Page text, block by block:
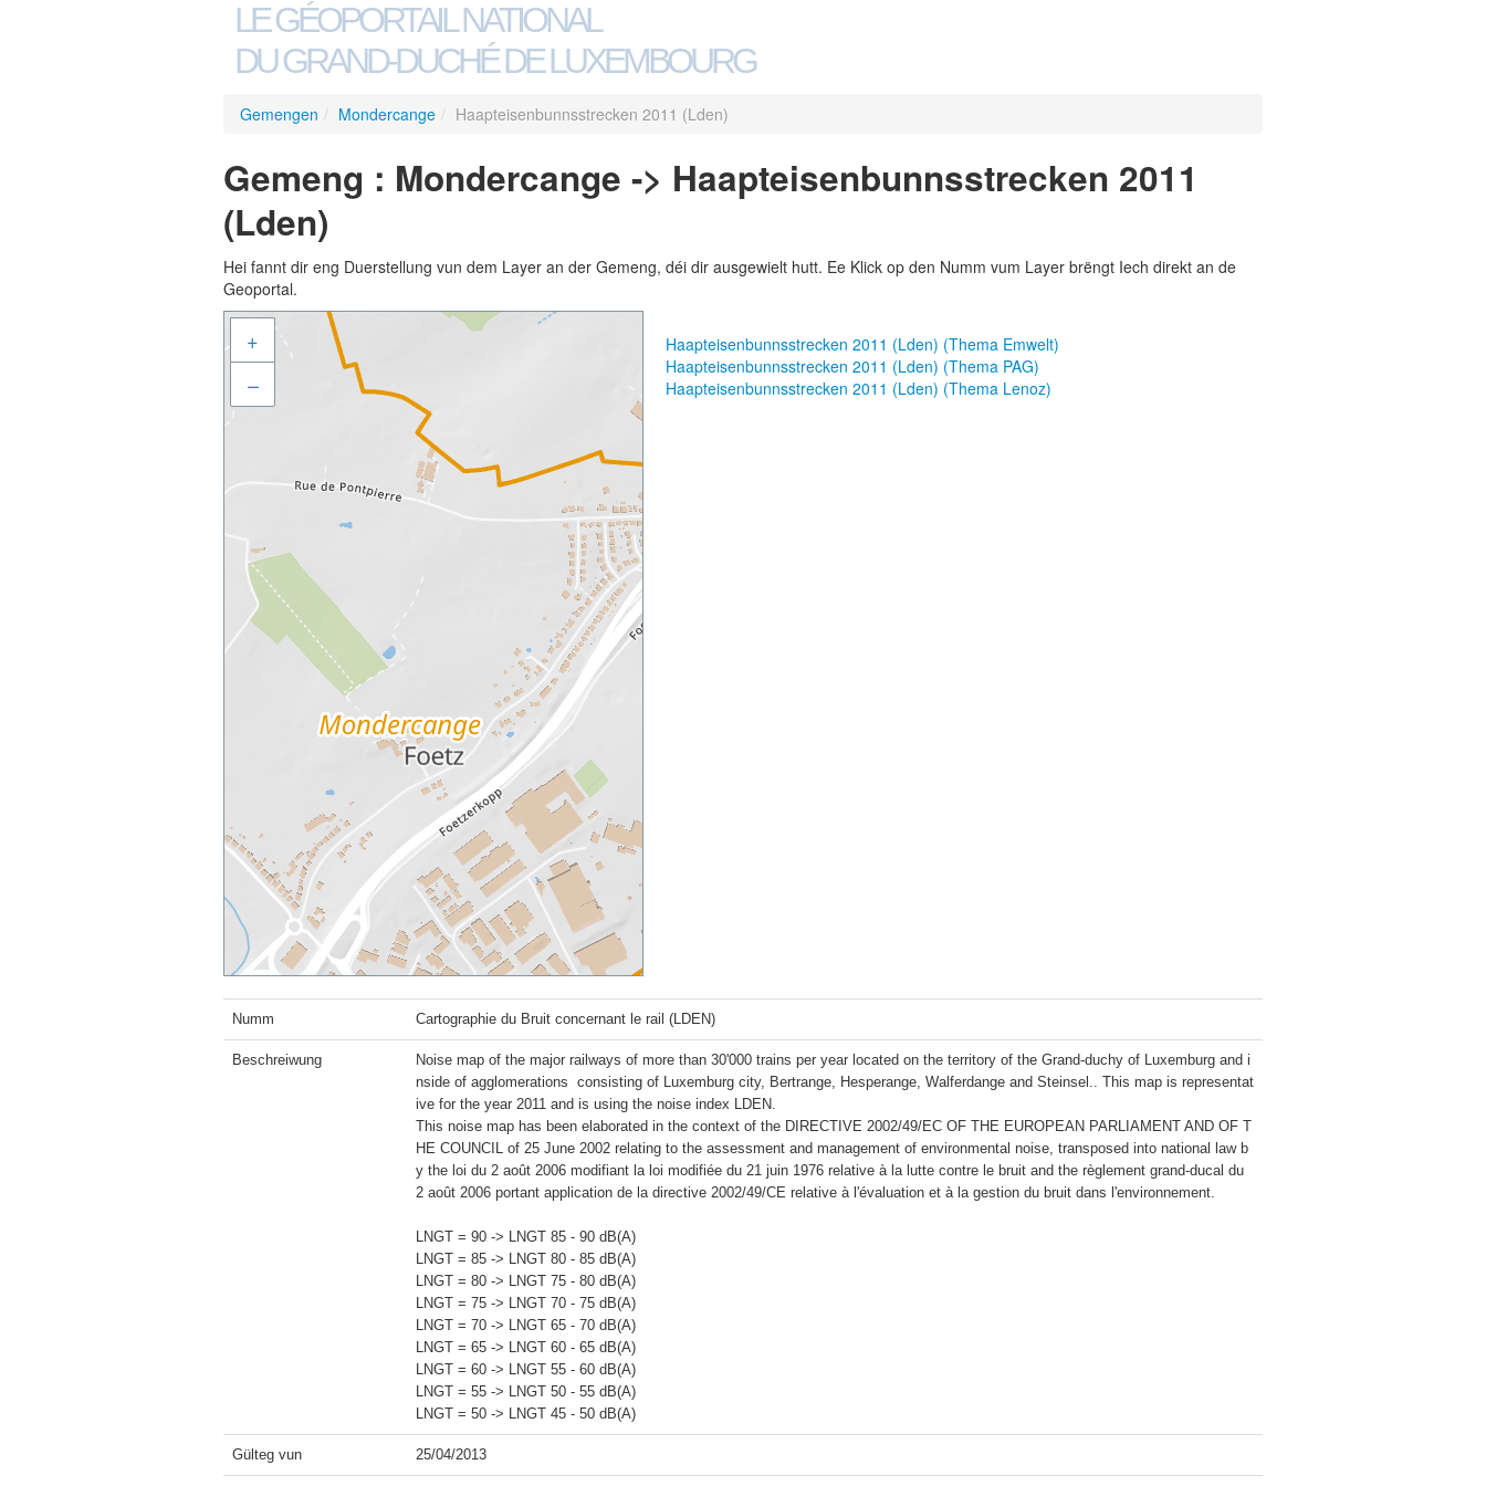
LE GÉOPORTAIL NATIONAL
DU GRAND-DUCHÉ DE LUXEMBOURG
Gemengen / Mondercange / Haapteisenbunnsstrecken 2011 (Lden)
Gemeng : Mondercange -> Haapteisenbunnsstrecken 2011
(Lden)
Hei fannt dir eng Duerstellung vun dem Layer an der Gemeng, déi dir ausgewielt hutt. Ee Klick op den Numm vum Layer brëngt Iech direkt an de
Geoportal.
+
–
Haapteisenbunnsstrecken 2011 (Lden) (Thema Emwelt)
Haapteisenbunnsstrecken 2011 (Lden) (Thema PAG)
Haapteisenbunnsstrecken 2011 (Lden) (Thema Lenoz)
Numm Cartographie du Bruit concernant le rail (LDEN)
Beschreiwung
Noise map of the major railways of more than 30'000 trains per year located on the territory of the Grand-duchy of Luxemburg and i
nside of agglomerations  consisting of Luxemburg city, Bertrange, Hesperange, Walferdange and Steinsel.. This map is representat
ive for the year 2011 and is using the noise index LDEN.
This noise map has been elaborated in the context of the DIRECTIVE 2002/49/EC OF THE EUROPEAN PARLIAMENT AND OF T
HE COUNCIL of 25 June 2002 relating to the assessment and management of environmental noise, transposed into national law b
y the loi du 2 août 2006 modifiant la loi modifiée du 21 juin 1976 relative à la lutte contre le bruit and the règlement grand-ducal du
2 août 2006 portant application de la directive 2002/49/CE relative à l'évaluation et à la gestion du bruit dans l'environnement.
LNGT = 90 -> LNGT 85 - 90 dB(A)
LNGT = 85 -> LNGT 80 - 85 dB(A)
LNGT = 80 -> LNGT 75 - 80 dB(A)
LNGT = 75 -> LNGT 70 - 75 dB(A)
LNGT = 70 -> LNGT 65 - 70 dB(A)
LNGT = 65 -> LNGT 60 - 65 dB(A)
LNGT = 60 -> LNGT 55 - 60 dB(A)
LNGT = 55 -> LNGT 50 - 55 dB(A)
Gülteg vun 25/04/2013